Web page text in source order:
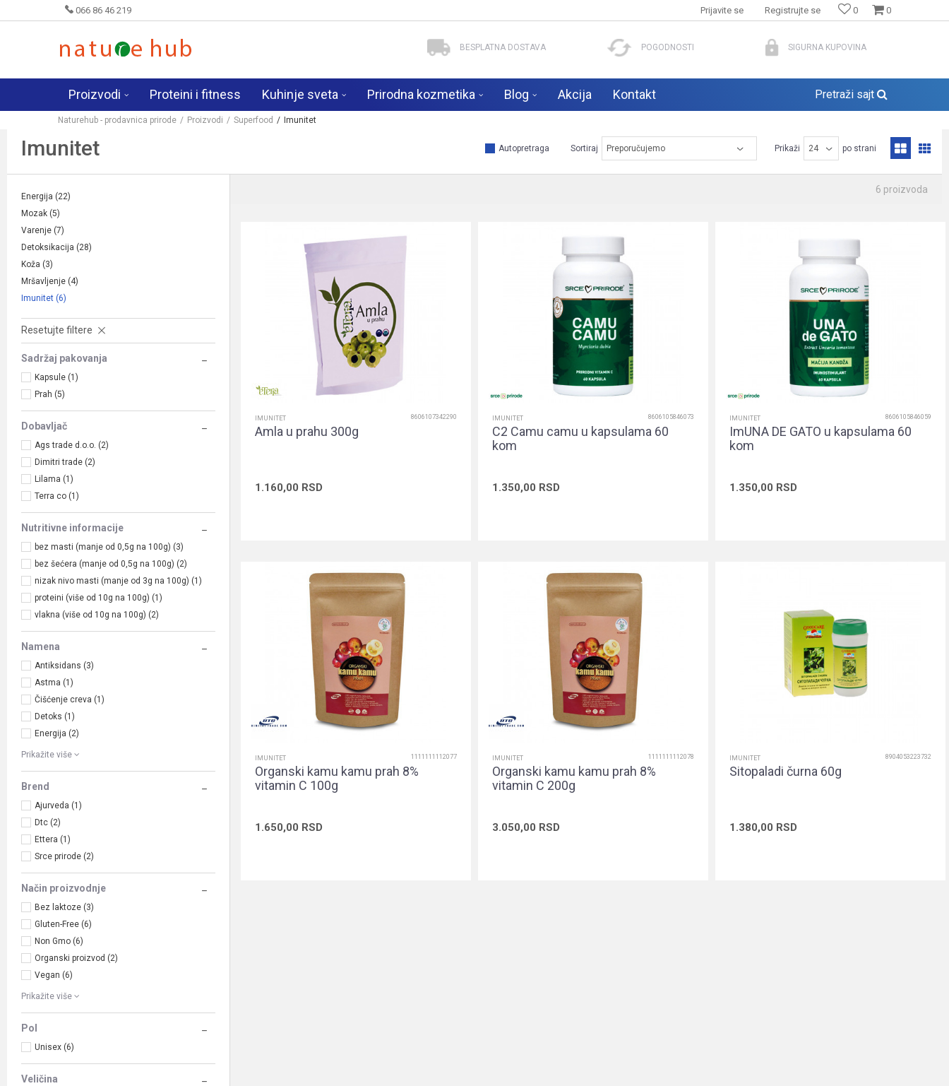
066 86 46 219 0
0
Prijavite se Registrujte se
BESPLATNA DOSTAVA POGODNOSTI SIGURNA KUPOVINA
Proizvodi Proteini i fitness Kuhinje sveta Prirodna kozmetika Blog Akcija Kontakt Pretraži sajt
Naturehub - prodavnica prirode Proizvodi Superfood Imunitet
Imunitet Autopretraga Sortiraj Prikaži po strani
Energija (22)
Mozak (5)
Varenje (7)
Detoksikacija (28)
Koža (3)
Mršavljenje (4)
Imunitet (6)
Resetujte filtere
Sadržaj pakovanja
Kapsule (1)
Prah (5)
Dobavljač
Ags trade d.o.o. (2)
Dimitri trade (2)
Lilama (1)
Terra co (1)
Nutritivne informacije
bez masti (manje od 0,5g na 100g) (3)
bez šećera (manje od 0,5g na 100g) (2)
nizak nivo masti (manje od 3g na 100g) (1)
proteini (više od 10g na 100g) (1)
vlakna (više od 10g na 100g) (2)
Namena
Antiksidans (3)
Astma (1)
Čišćenje creva (1)
Detoks (1)
Energija (2)
Prikažite više
Brend
Ajurveda (1)
Dtc (2)
Ettera (1)
Srce prirode (2)
Način proizvodnje
Bez laktoze (3)
Gluten-Free (6)
Non Gmo (6)
Organski proizvod (2)
Vegan (6)
Prikažite više
Pol
Unisex (6)
Veličina
6 proizvoda
IMUNITET 8606107342290
Amla u prahu 300g
1.160,00 RSD
IMUNITET 8606105846073
C2 Camu camu u kapsulama 60
kom
1.350,00 RSD
IMUNITET 8606105846059
ImUNA DE GATO u kapsulama 60
kom
1.350,00 RSD
IMUNITET 1111111112077
Organski kamu kamu prah 8%
vitamin C 100g
1.650,00 RSD
IMUNITET 1111111112078
Organski kamu kamu prah 8%
vitamin C 200g
3.050,00 RSD
IMUNITET 8904053223732
Sitopaladi čurna 60g
1.380,00 RSD